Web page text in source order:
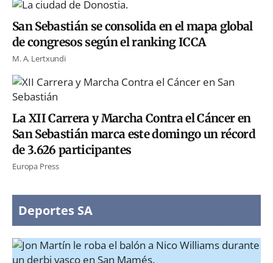
San Sebastián se consolida en el mapa global
de congresos según el ranking ICCA
M. A. Lertxundi
La XII Carrera y Marcha Contra el Cáncer en
San Sebastián marca este domingo un récord
de 3.626 participantes
Europa Press
Deportes SA